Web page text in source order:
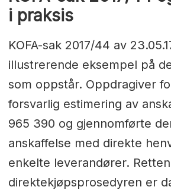
i praksis
KOFA-sak 2017/44 av
illustrerende eksempel på
som oppstår. Oppdragiver
forsvarlig estimering av
965 390 og gjennomførte
anskaffelse med direkte
enkelte leverandører.
direktekjøpsprosedyren er